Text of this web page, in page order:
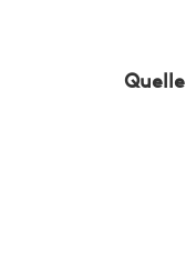
Quelle